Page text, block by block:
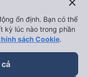
close
ổn định. Bạn có thể
kỳ lúc nào trong phần
sách Cookie.